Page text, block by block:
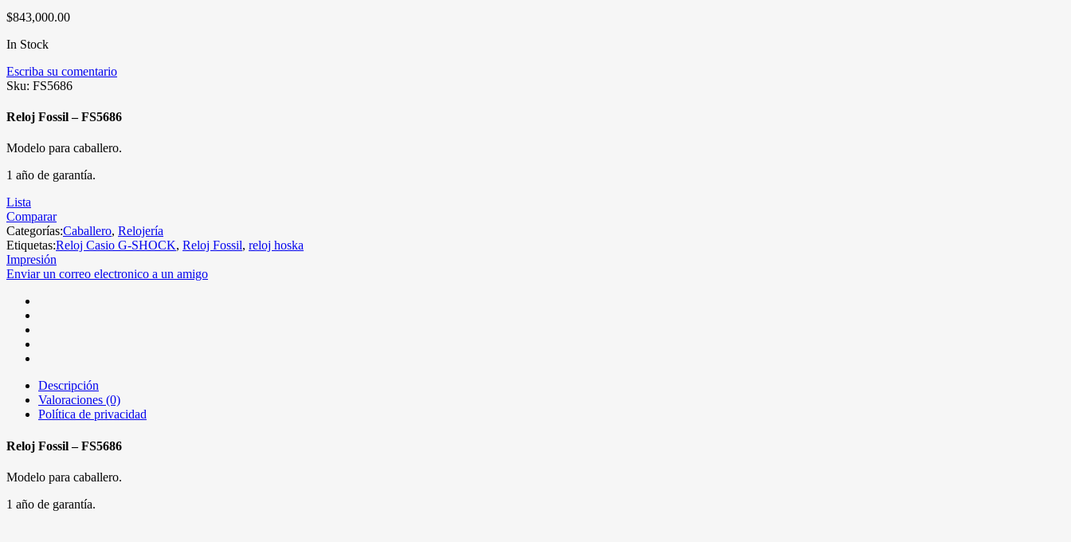
$843,000.00
In Stock
Escriba su comentario
Sku: FS5686
Reloj Fossil – FS5686
Modelo para caballero.
1 año de garantía.
Lista
Comparar
Categorías:Caballero, Relojería
Etiquetas:Reloj Casio G-SHOCK, Reloj Fossil, reloj hoska
Impresión
Enviar un correo electronico a un amigo
Descripción
Valoraciones (0)
Política de privacidad
Reloj Fossil – FS5686
Modelo para caballero.
1 año de garantía.